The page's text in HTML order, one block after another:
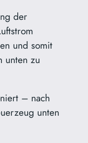
der
und somit
unten zu
– nach
unten